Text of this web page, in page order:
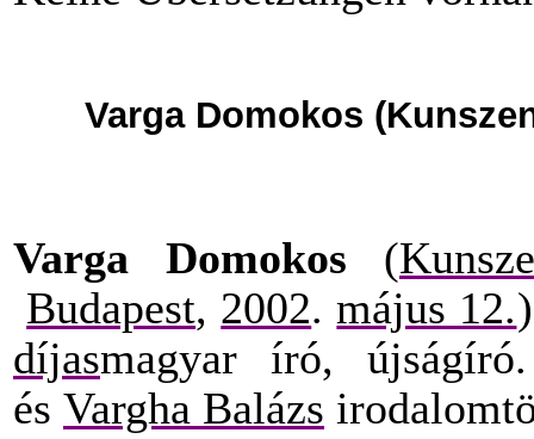
Varga Domokos
Varga Domokos (
Budapest, 2002.május 12.
díjasmagyar író,
és Vargha Balázs